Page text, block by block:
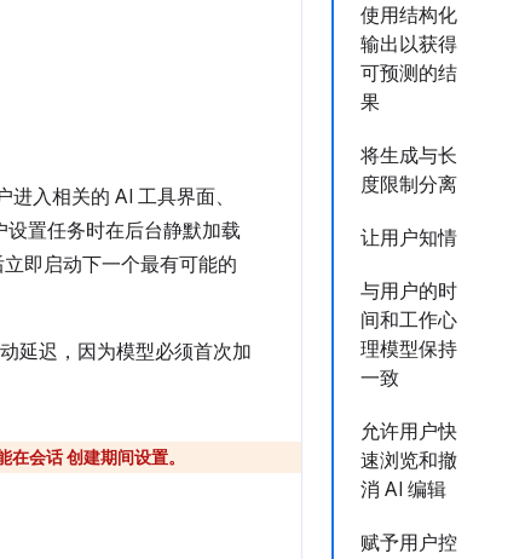
使用结构化
输出以获得
可预测的结
果
将生成与长
度限制分离
让用户知情
与用户的时
间和工作心
理模型保持
一致
允许用户快
速浏览和撤
消 AI 编辑
赋予用户控
入相关的 AI 工具界面、
置任务时在后台静默加载
即启动下一个最有可能的
延迟，因为模型必须首次加
在会话 创建期间设置。